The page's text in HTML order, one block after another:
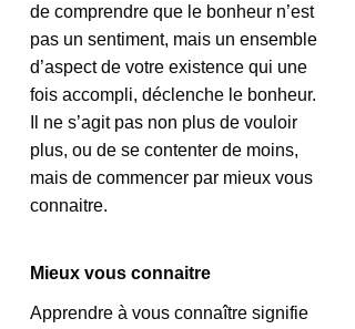
de comprendre que le bonheur n’est
pas un sentiment, mais un ensemble
d’aspect de votre existence qui une
fois accompli, déclenche le bonheur.
Il ne s’agit pas non plus de vouloir
plus, ou de se contenter de moins,
mais de commencer par mieux vous
connaitre.
Mieux vous connaitre
Apprendre à vous connaître signifie